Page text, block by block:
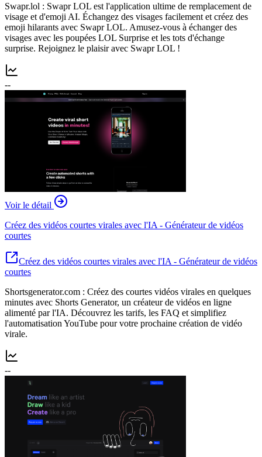
Swapr.lol : Swapr LOL est l'application ultime de remplacement de
visage et d'emoji AI. Échangez des visages facilement et créez des
emoji hilarants avec Swapr LOL. Amusez-vous à échanger des
visages avec les poupées LOL Surprise et les tots d'échange
surprise. Rejoignez le plaisir avec Swapr LOL !
--
Voir le détail
Créez des vidéos courtes virales avec l'IA - Générateur de vidéos
courtes
Créez des vidéos courtes virales avec l'IA - Générateur de vidéos
courtes
Shortsgenerator.com : Créez des courtes vidéos virales en quelques
minutes avec Shorts Generator, un créateur de vidéos en ligne
alimenté par l'IA. Découvrez les tarifs, les FAQ et simplifiez
l'automatisation YouTube pour votre prochaine création de vidéo
virale.
--